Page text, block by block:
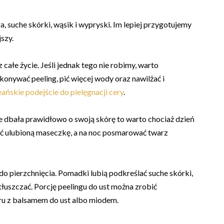
suche skórki, wąsik i wypryski. Im lepiej przygotujemy
życie. Jeśli jednak tego nie robimy, warto
peeling, pić więcej wody oraz nawilżać i
podejście do pielęgnacji cery.
prawidłowo o swoją skórę to warto chociaż dzień
maseczkę, a na noc posmarować twarz
pierzchnięcia. Pomadki lubią podkreślać suche skórki,
Porcję peelingu do ust można zrobić
z balsamem do ust albo miodem.